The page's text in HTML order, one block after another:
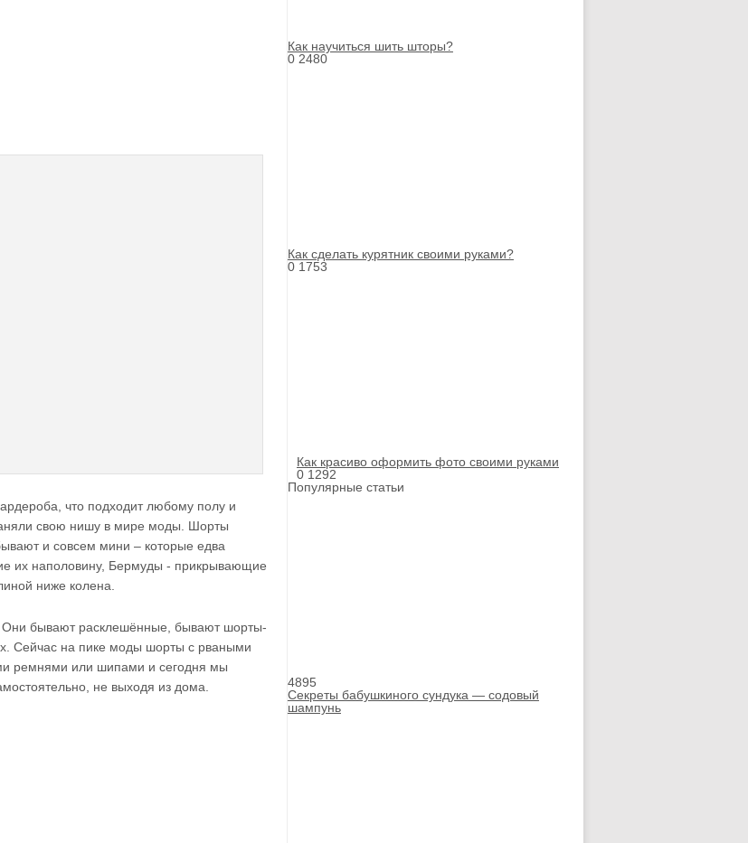
что подходит любому полу и
свою нишу в мире моды. Шорты
и совсем мини – которые едва
их наполовину, Бермуды - прикрывающие
ниже колена.
бывают расклешённые, бывают шорты-
Сейчас на пике моды шорты с рваными
ремнями или шипами и сегодня мы
не выходя из дома.
Как научиться шить шторы?
0 2480
Как сделать курятник своими руками?
0 1753
Как красиво оформить фото своими руками
0 1292
Популярные статьи
4895
Секреты бабушкиного сундука — содовый
шампунь